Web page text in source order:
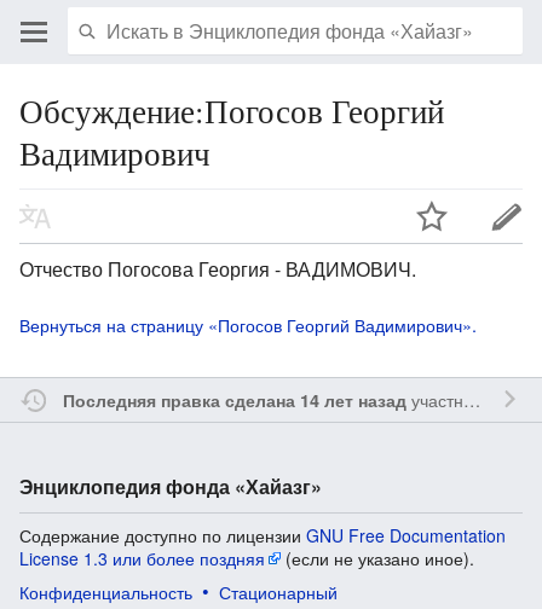
Обсуждение:Погосов Георгий
Вадимирович
Отчество Погосова Георгия - ВАДИМОВИЧ.
Вернуться на страницу «Погосов Георгий Вадимирович».
Последняя правка сделана 14 лет назадучастником
Энциклопедия фонда «Хайазг»
Содержание доступно по лицензии GNU Free Documentation
License 1.3 или более поздняя
(если не указано иное).
Конфиденциальность
Стационарный